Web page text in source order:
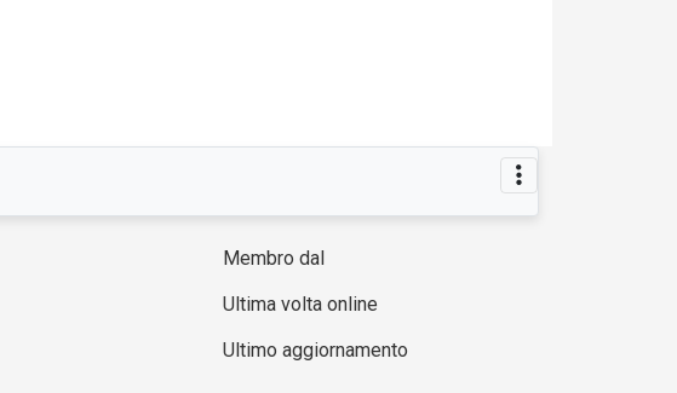
Membro dal
Ultima volta online
Ultimo aggiornamento